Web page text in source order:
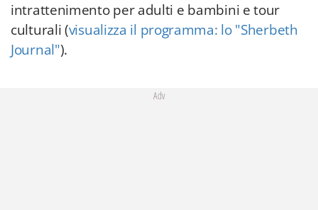
intrattenimento per adulti e bambini e tour
culturali (visualizza il programma: lo "Sherbeth
Journal").
Adv